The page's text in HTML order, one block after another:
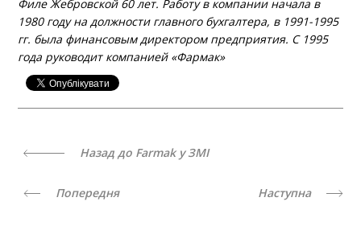
Филе Жебровской 60 лет. Работу в компании начала в
1980 году на должности главного бухгалтера, в 1991-1995
гг. была финансовым директором предприятия. С 1995
года руководит компанией «Фармак»
Назад до Farmak у ЗМІ
Попередня Наступна